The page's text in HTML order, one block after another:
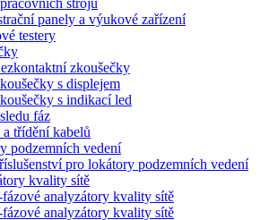
strojů
panely a výukové zařízení
testery
zkoušečky
s displejem
s indikací led
fáz
třídění kabelů
podzemních vedení
pro lokátory podzemních vedení
kvality sítě
fázové analyzátory kvality sítě
fázové analyzátory kvality sítě